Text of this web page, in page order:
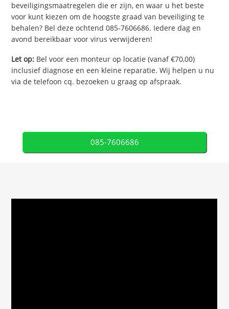
beveiligingsmaatregelen die er zijn, en waar u het beste
voor kunt kiezen om de hoogste graad van beveiliging te
behalen? Bel deze ochtend 085-7606686. Iedere dag en
avond bereikbaar voor virus verwijderen!
Let op: Bel voor een monteur op locatie (vanaf €70,00)
inclusief diagnose en een kleine reparatie. Wij helpen u nu
via de telefoon cq. bezoeken u graag op afspraak.
085-7606686